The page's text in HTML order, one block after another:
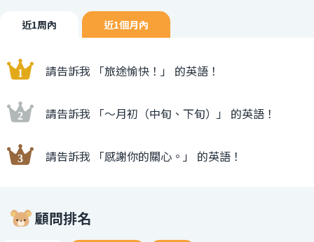
近1周內 近1個月內
請告訴我 「旅途愉快！」 的英語！
請告訴我 「〜月初（中旬、下旬）」 的英語！
請告訴我 「感謝你的關心。」 的英語！
顧問排名